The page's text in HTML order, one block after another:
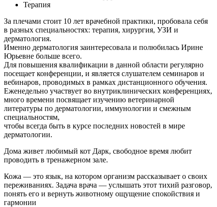
Терапия
За плечами стоит 10 лет врачебной практики, пробовала себя
в разных специальностях: терапия, хирургия, УЗИ и
дерматология.
Именно дерматология заинтересовала и полюбилась Ирине
Юрьевне больше всего.
Для повышения квалификации в данной области регулярно
посещает конференции, и является слушателем семинаров и
вебинаров, проводимых в рамках дистанционного обучения.
Еженедельно участвует во внутриклинических конференциях,
много времени посвящает изучению ветеринарной
литературы по дерматологии, иммунологии и смежным
специальностям,
чтобы всегда быть в курсе последних новостей в мире
дерматологии.
Дома живет любимый кот Дарк, свободное время любит
проводить в тренажерном зале.
Кожа — это язык, на котором организм рассказывает о своих
переживаниях. Задача врача — услышать этот тихий разговор,
понять его и вернуть животному ощущение спокойствия и
гармонии